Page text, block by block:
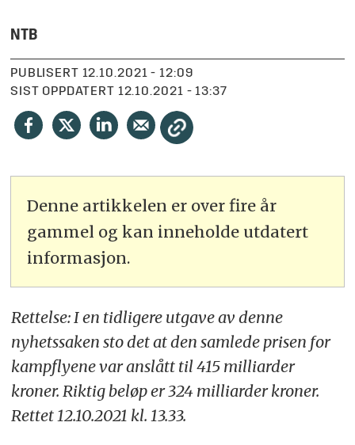
NTB
PUBLISERT
12.10.2021 - 12:09
SIST OPPDATERT
12.10.2021 - 13:37
Denne artikkelen er over fire år
gammel og kan inneholde utdatert
informasjon.
Rettelse: I en tidligere utgave av denne
nyhetssaken sto det at den samlede prisen for
kampflyene var anslått til 415 milliarder
kroner. Riktig beløp er 324 milliarder kroner.
Rettet 12.10.2021 kl. 13.33.